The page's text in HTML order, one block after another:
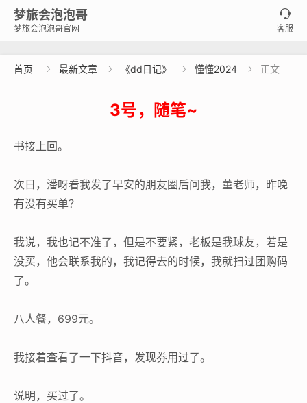
梦旅会泡泡哥
梦旅会泡泡哥官网

客服
首页  最新文章  《dd日记》  懂懂2024  正文
3号，随笔~
书接上回。
次日，潘呀看我发了早安的朋友圈后问我，董老师，昨晚
有没有买单？
我说，我也记不准了，但是不要紧，老板是我球友，若是
没买，他会联系我的，我记得去的时候，我就扫过团购码
了。
八人餐，699元。
我接着查看了一下抖音，发现券用过了。
说明，买过了。